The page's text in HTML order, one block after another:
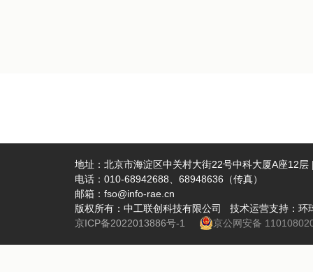
地址：北京市海淀区中关村大街22号中科大厦A座12层
电话：010-68942688、68948636（传真）
邮箱：fso@info-rae.cn
版权所有：中工联创科技有限公司 技术运营支持：
京ICP备2022013886号-1
京公网安备